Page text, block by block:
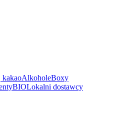
kakaoAlkoholeBoxy
BIOLokalni dostawcy